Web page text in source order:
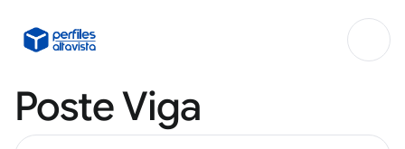
Poste Viga